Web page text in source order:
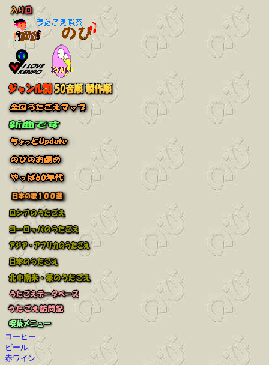
コーヒー
ビール
赤ワイン